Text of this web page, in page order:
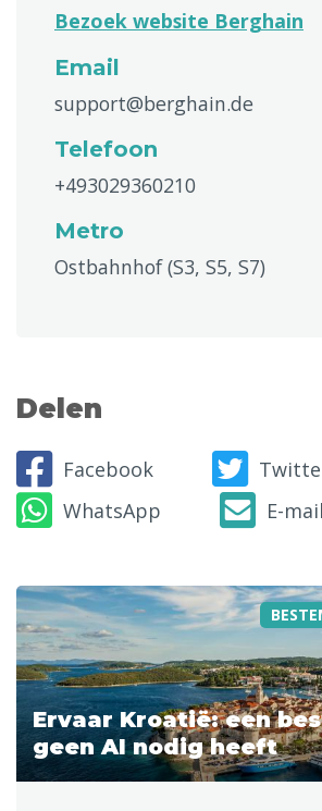
Bezoek website Berghain
Email
support@berghain.de
Telefoon
+493029360210
Metro
Ostbahnhof (S3, S5, S7)
Delen
Facebook
WhatsApp
E-mail
Ervaar Kroatië: een
geen AI nodig heeft